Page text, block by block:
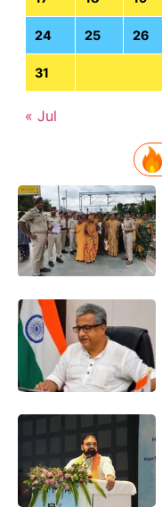
24 25 26
31
« Jul